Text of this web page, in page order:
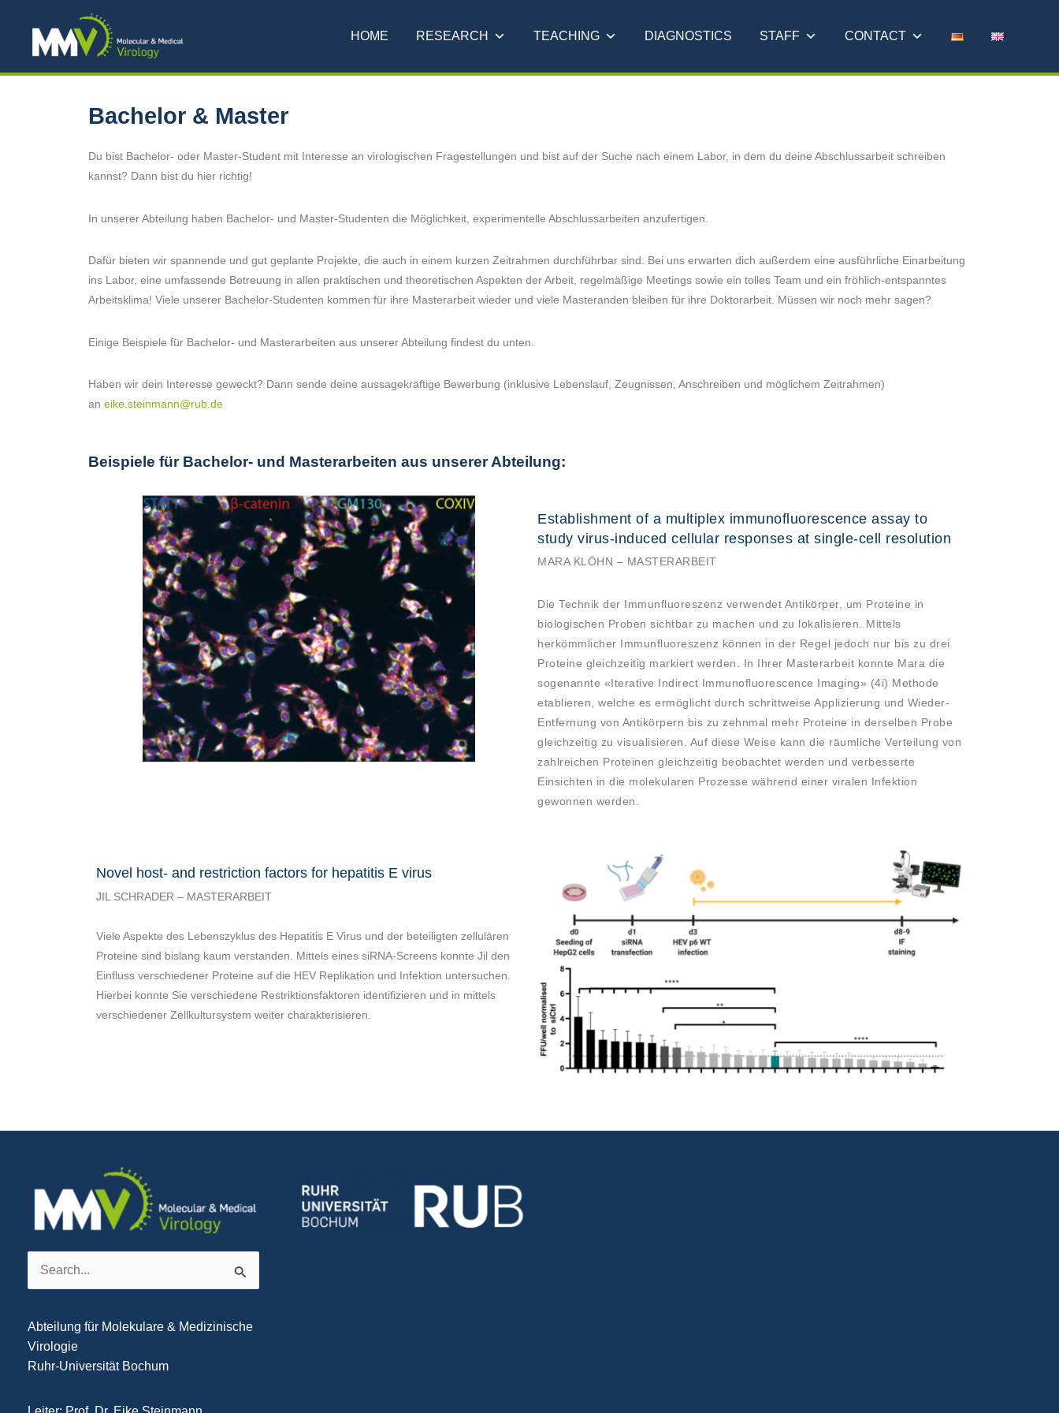
content
HOME RESEARCH TEACHING DIAGNOSTICS STAFF CONTACT
Bachelor & Master
Du bist Bachelor- oder Master-Student mit Interesse an virologischen Fragestellungen und bist auf der Suche nach einem Labor, in dem du deine Abschlussarbeit schreiben
kannst? Dann bist du hier richtig!
In unserer Abteilung haben Bachelor- und Master-Studenten die Möglichkeit, experimentelle Abschlussarbeiten anzufertigen.
Dafür bieten wir spannende und gut geplante Projekte, die auch in einem kurzen Zeitrahmen durchführbar sind. Bei uns erwarten dich außerdem eine ausführliche Einarbeitung
ins Labor, eine umfassende Betreuung in allen praktischen und theoretischen Aspekten der Arbeit, regelmäßige Meetings sowie ein tolles Team und ein fröhlich-entspanntes
Arbeitsklima! Viele unserer Bachelor-Studenten kommen für ihre Masterarbeit wieder und viele Masteranden bleiben für ihre Doktorarbeit. Müssen wir noch mehr sagen?
Einige Beispiele für Bachelor- und Masterarbeiten aus unserer Abteilung findest du unten.
Haben wir dein Interesse geweckt? Dann sende deine aussagekräftige Bewerbung (inklusive Lebenslauf, Zeugnissen, Anschreiben und möglichem Zeitrahmen)
an eike.steinmann@rub.de
Beispiele für Bachelor- und Masterarbeiten aus unserer Abteilung:
Establishment of a multiplex immunofluorescence assay to
study virus-induced cellular responses at single-cell resolution
MARA KLÖHN – MASTERARBEIT
Die Technik der Immunfluoreszenz verwendet Antikörper, um Proteine in
biologischen Proben sichtbar zu machen und zu lokalisieren. Mittels
herkömmlicher Immunfluoreszenz können in der Regel jedoch nur bis zu drei
Proteine gleichzeitig markiert werden. In Ihrer Masterarbeit konnte Mara die
sogenannte «Iterative Indirect Immunofluorescence Imaging» (4i) Methode
etablieren, welche es ermöglicht durch schrittweise Applizierung und Wieder-
Entfernung von Antikörpern bis zu zehnmal mehr Proteine in derselben Probe
gleichzeitig zu visualisieren. Auf diese Weise kann die räumliche Verteilung von
zahlreichen Proteinen gleichzeitig beobachtet werden und verbesserte
Einsichten in die molekularen Prozesse während einer viralen Infektion
gewonnen werden.
Novel host- and restriction factors for hepatitis E virus
JIL SCHRADER – MASTERARBEIT
Viele Aspekte des Lebenszyklus des Hepatitis E Virus und der beteiligten zellulären
Proteine sind bislang kaum verstanden. Mittels eines siRNA-Screens konnte Jil den
Einfluss verschiedener Proteine auf die HEV Replikation und Infektion untersuchen.
Hierbei konnte Sie verschiedene Restriktionsfaktoren identifizieren und in mittels
verschiedener Zellkultursystem weiter charakterisieren.
Search
for:
Abteilung für Molekulare & Medizinische
Virologie
Ruhr-Universität Bochum